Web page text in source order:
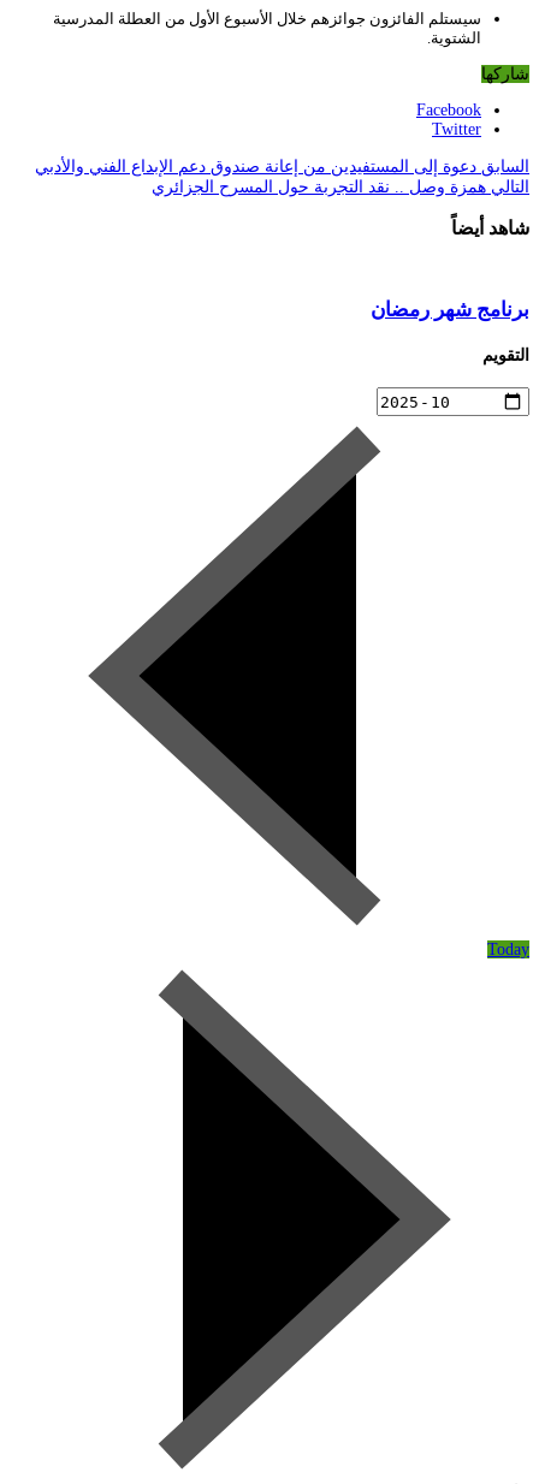
سيستلم الفائزون جوائزهم خلال الأسبوع الأول من العطلة المدرسية
الشتوية.
شاركها
Facebook
Twitter
السابق دعوة إلى المستفيدين من إعانة صندوق دعم الإبداع الفني والأدبي
التالي همزة وصل .. نقد التجربة حول المسرح الجزائري
شاهد أيضاً
برنامج شهر رمضان
التقويم
Today